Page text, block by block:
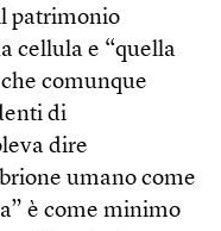
patrimonio
cellula e “quella
comunque
di
dire
umano come
è come minimo